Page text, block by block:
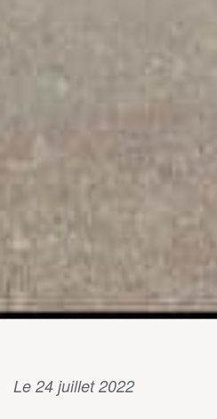
Le 24 juillet 2022